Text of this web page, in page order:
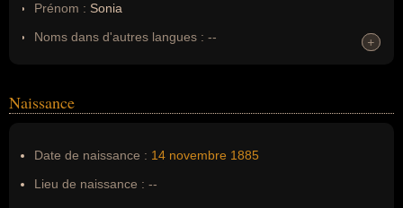
Prénom : Sonia
Noms dans d'autres langues : --
Nom de famille :Delaunay
+
+
Naissance
Date de naissance : 14 novembre 1885
Lieu de naissance : --